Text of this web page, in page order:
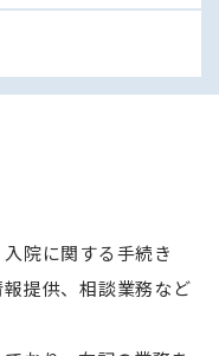
院に関する手続き
提供、相談業務など